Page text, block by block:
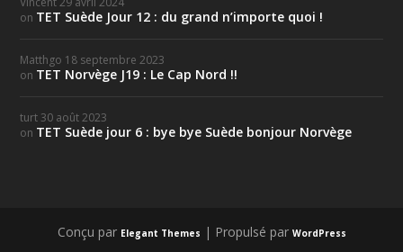
on TET Suède Jour 12 : du grand n’importe quoi !
Matthgo 18 septembre 2023
on TET Norvège J19 : Le Cap Nord !!
turt 30 août 2023
on TET Suède jour 6 : bye bye Suède bonjour Norvège
Conçu par Elegant Themes | Propulsé par WordPress